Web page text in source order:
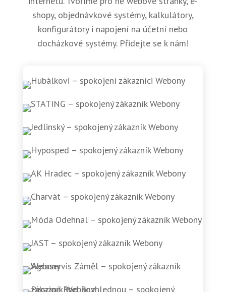
shopy, objednávkové systémy, kalkulátory,
konfigurátory i napojení na účetní nebo
docházkové systémy. Přidejte se k nám!